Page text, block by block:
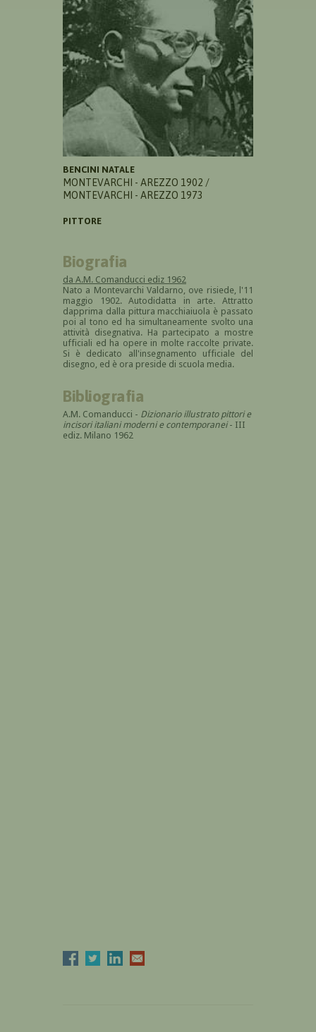
BENCINI NATALE
MONTEVARCHI - AREZZO 1902 /
MONTEVARCHI - AREZZO 1973
PITTORE
Biografia
da A.M. Comanducci ediz 1962
Nato a Montevarchi Valdarno, ove risiede, l'11
maggio 1902. Autodidatta in arte. Attratto
dapprima dalla pittura macchiaiuola è passato
poi al tono ed ha simultaneamente svolto una
attività disegnativa. Ha partecipato a mostre
ufficiali ed ha opere in molte raccolte private.
Si è dedicato all'insegnamento ufficiale del
disegno, ed è ora preside di scuola media.
Bibliografia
A.M. Comanducci - Dizionario illustrato pittori e
incisori italiani moderni e contemporanei- III
ediz. Milano 1962